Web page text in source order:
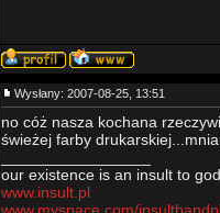
Wysłany: 2007-08-25, 13:51
no cóż nasza kochana
świeżej farby
our existence is an insult to god
www.insult.pl